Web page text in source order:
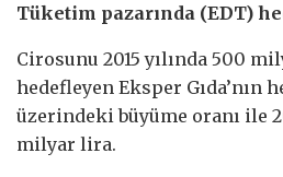
Tüketim pazarında (EDT)
Cirosunu 2015 yılında 500
hedefleyen Eksper Gıda’nın
üzerindeki büyüme oranı ile
milyar lira.